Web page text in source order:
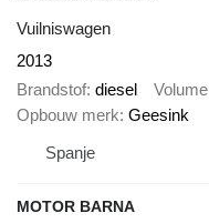
Vuilniswagen
2013
Brandstof diesel Volume
Opbouw merk Geesink
Spanje
MOTOR BARNA